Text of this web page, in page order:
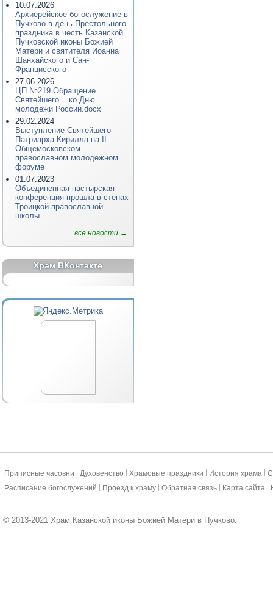
10.07.2026
Архиерейское богослужение в
Пучково в день Престольного
праздника в честь Казанской
Пучковской иконы Божией
Матери и святителя Иоанна
Шанхайского и Сан-
Францисского
27.06.2026
ЦП №219 Обращение
Святейшего... ко Дню
молодежи России.docx
29.02.2024
Выступление Святейшего
Патриарха Кирилла на II
Общемосковском
православном молодежном
форуме
01.07.2023
Объединенная пастырская
конференция прошла в стенах
Троицкой православной
школы
все новости →
Храм ВКонтакте
Приписные часовни Духовенство Храмовые праздники История храма
Расписание богослужений
Проезд к храму Обратная связь Карта сайта
© 2013-2021 Храм Казанской иконы Божией Матери в Пучково.